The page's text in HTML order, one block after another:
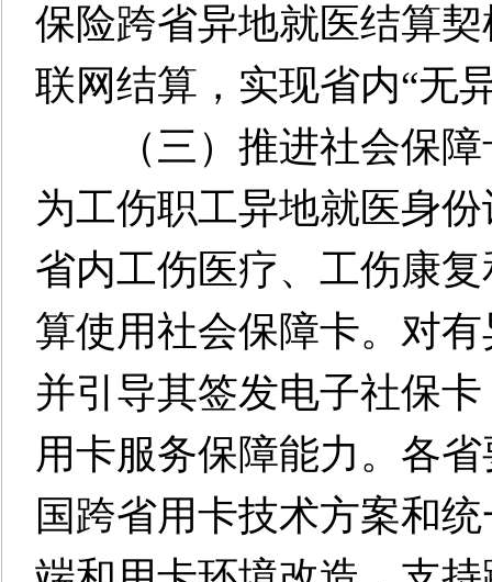
保险跨省异地就医结算
联网结算，实现省内“无
（三）推进社会保障
为工伤职工异地就医身
省内工伤医疗、工伤康
算使用社会保障卡。对
并引导其签发电子社保
用卡服务保障能力。各
国跨省用卡技术方案和